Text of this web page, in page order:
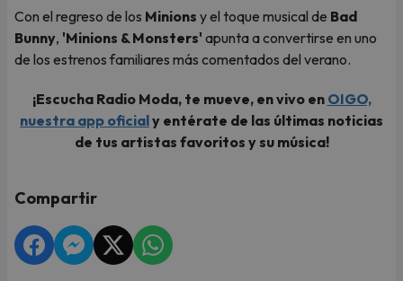
Con el regreso de los Minions y el toque musical de Bad
Bunny, 'Minions & Monsters' apunta a convertirse en uno
de los estrenos familiares más comentados del verano.
¡Escucha Radio Moda, te mueve, en vivo en OIGO,
nuestra app oficialy entérate de las últimas noticias
de tus artistas favoritos y su música!
Compartir